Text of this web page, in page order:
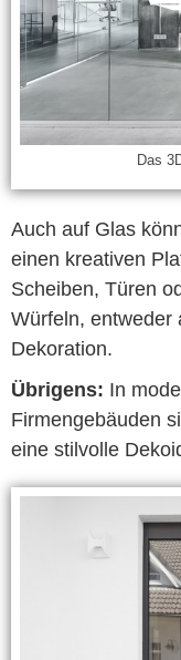
Das
Auch auf Glas
einen kreativen
Scheiben, Türen
Würfeln, entweder
Dekoration.
Übrigens: In
Firmengebäuden
eine stilvolle